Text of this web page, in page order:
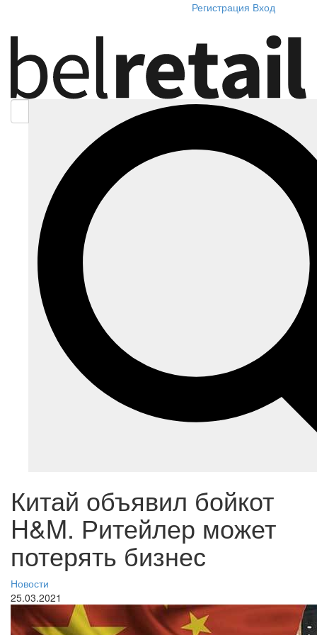
Регистрация Вход
Китай объявил бойкот
H&M. Ритейлер может
потерять бизнес
Новости
25.03.2021